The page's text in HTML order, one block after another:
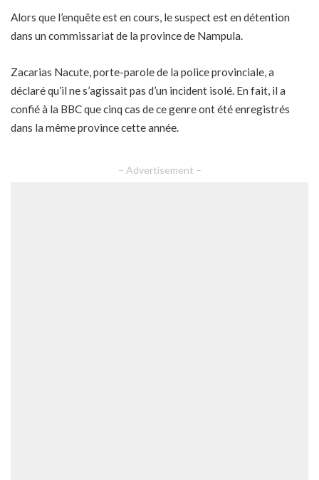
Alors que l’enquête est en cours, le suspect est en détention
dans un commissariat de la province de Nampula.
Zacarias Nacute, porte-parole de la police provinciale, a
déclaré qu’il ne s’agissait pas d’un incident isolé. En fait, il a
confié à la BBC que cinq cas de ce genre ont été enregistrés
dans la même province cette année.
– Advertisement –